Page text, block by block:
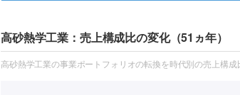
高砂熱学工業：売上構成比の変化（51ヵ年）
高砂熱学工業の事業ポートフォリオの転換を時代別の売上構成